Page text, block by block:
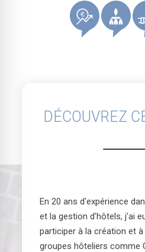
DÉCOUVREZ
En 20 ans d'expérience
et la gestion d'hôtels, j'ai
participer à la création et
groupes hôteliers comme